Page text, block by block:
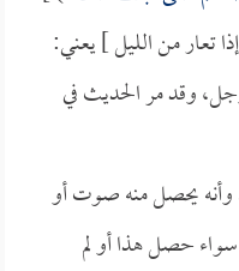
تعار من الليل ] يعني:
وقد مر الحديث في
وأنه يحصل منه صوت أو
حصل هذا أو لم